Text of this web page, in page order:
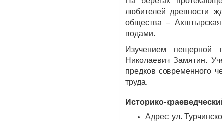
любителей древности
общества –
водами.
Изучением пещерной
Николаевич Замятин.
предков современного
труда.
Историко-
Адрес: ул.